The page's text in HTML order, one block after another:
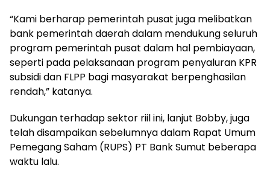
“Kami berharap pemerintah pusat juga melibatkan
bank pemerintah daerah dalam mendukung seluruh
program pemerintah pusat dalam hal pembiayaan,
seperti pada pelaksanaan program penyaluran KPR
subsidi dan FLPP bagi masyarakat berpenghasilan
rendah,” katanya.
Dukungan terhadap sektor riil ini, lanjut Bobby, juga
telah disampaikan sebelumnya dalam Rapat Umum
Pemegang Saham (RUPS) PT Bank Sumut beberapa
waktu lalu.